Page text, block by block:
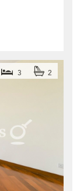
3 2